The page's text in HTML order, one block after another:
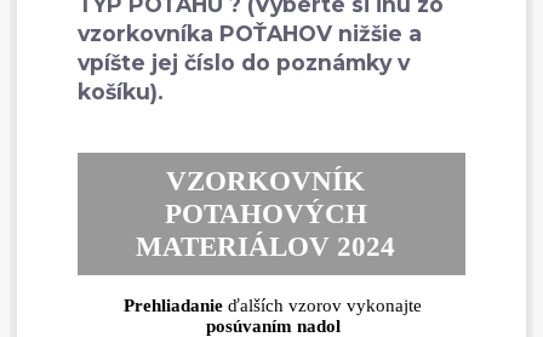
vzorkovníka POŤAHOV nižšie a
vpíšte jej číslo do poznámky v
košíku).